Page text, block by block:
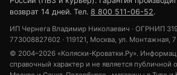
возврат 14 дней. Тел. 8 800 511-06-52.
ИП Чернега Владимир Николаевич · ОГРНИП
773008827602 · 119121, Москва, ул. Монтажная, 7
© 2004–2026 «Коляски-Кроватки.Ру».
справочный характер и не является публичной